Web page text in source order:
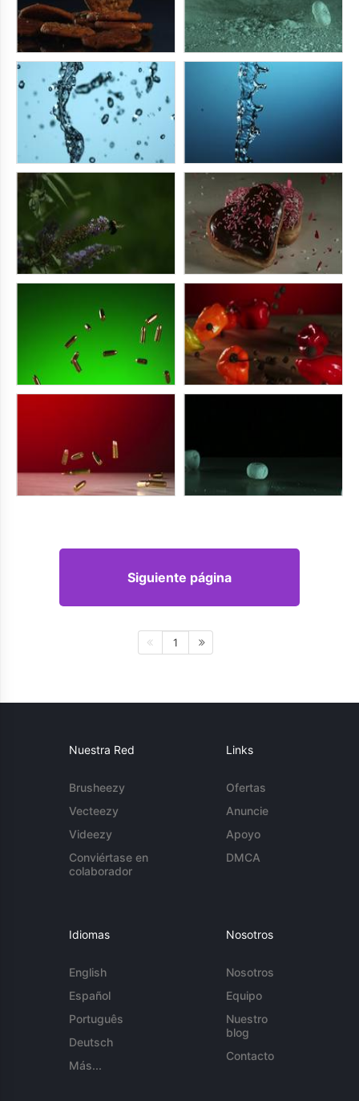
Siguiente página
1
Nuestra Red
Brusheezy
Vecteezy
Videezy
Conviértase en
colaborador
Links
Ofertas
Anuncie
Apoyo
DMCA
Idiomas
English
Español
Português
Deutsch
Más...
Nosotros
Nosotros
Equipo
Nuestro
blog
Contacto